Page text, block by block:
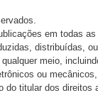
em todas
distribuídas,
meio,
ou
do titular dos direitos